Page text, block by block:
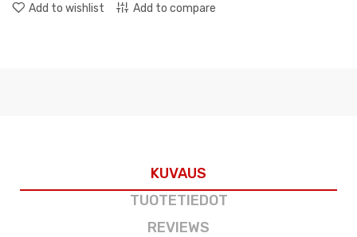
Add to wishlist Add to compare
KUVAUS
TUOTETIEDOT
REVIEWS